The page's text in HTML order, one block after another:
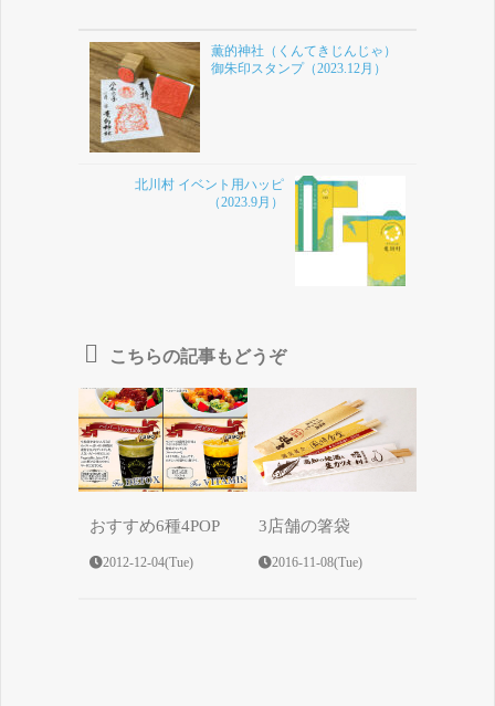
薫的神社（くんてきじんじゃ）
御朱印スタンプ（2023.12月）
北川村 イベント用ハッピ
（2023.9月）
こちらの記事もどうぞ
おすすめ6種4POP
2012-12-04(Tue)
3店舗の箸袋
2016-11-08(Tue)